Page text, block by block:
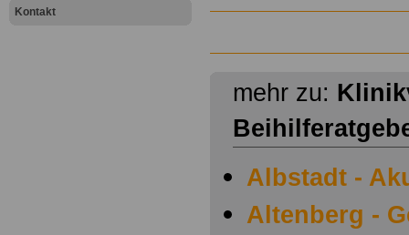
Kontakt
mehr zu:
Albstadt -
Altenberg -